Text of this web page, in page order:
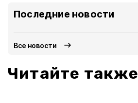
Последние новости
Все новости
Читайте также